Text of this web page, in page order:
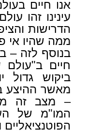
אנו חיים
עינינו זהו
הדרישות
ממה שהיו אי
בנוסף לזה –
חיים ב"עולם
ביקוש גדול
מאשר ההיצע
– מצב זה
המו"מ של
הפוטנציאליים